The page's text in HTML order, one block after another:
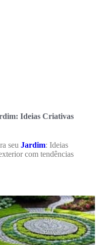
Ideias Criativas
seu Jardim: Ideias
com tendências